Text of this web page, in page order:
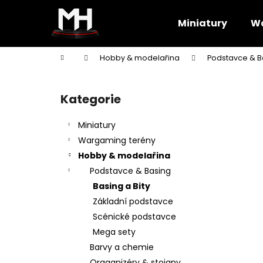
Miniatury
Domů Hobby & modelařina Podstavce &
Přeskočit
kategorie
Kategorie
Miniatury
Wargaming terény
Hobby & modelařina
Podstavce & Basing
Basing a Bity
Základní podstavce
Scénické podstavce
Mega sety
Barvy a chemie
í
Zpět
do
Zpět
do